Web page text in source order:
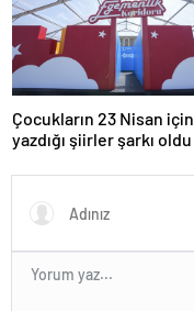
Çocukların 23 Nisan için
yazdığı şiirler şarkı oldu